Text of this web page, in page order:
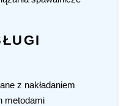
z nakładaniem
metodami